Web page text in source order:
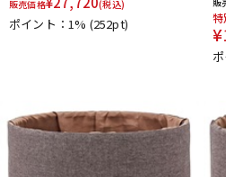
販売価格
(税込)
ポイント：1% (252pt) 特
¥